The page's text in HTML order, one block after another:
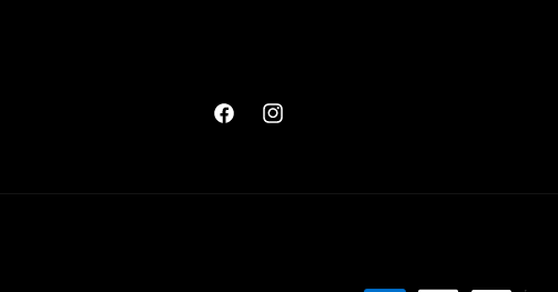
FacebookInstagram